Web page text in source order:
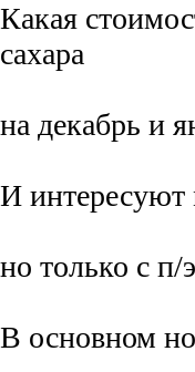
Какая
сахара
на декабрь и
И
но только с
В основном